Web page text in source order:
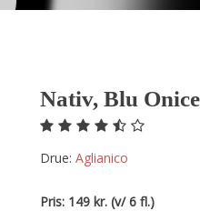
Nativ, Blu
Drue: aglianico
Pris: 149 kr. (v/ 6 fl.)